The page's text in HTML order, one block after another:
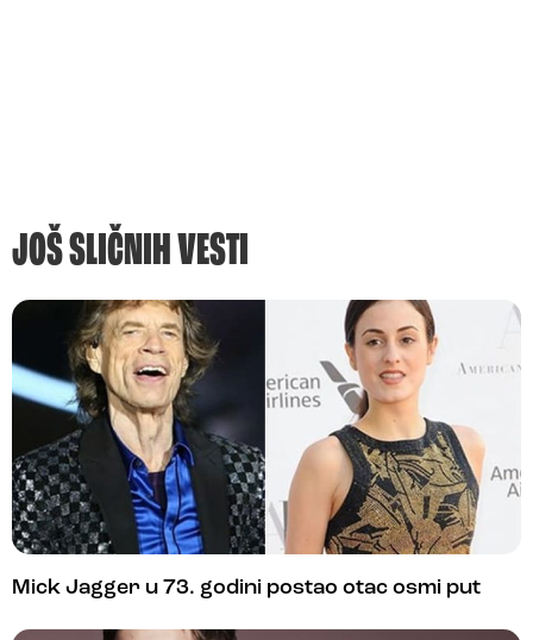
JOŠ SLIČNIH VESTI
Mick Jagger u 73. godini postao otac osmi put